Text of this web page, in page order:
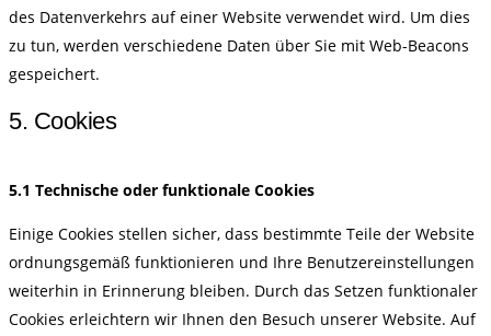
des Datenverkehrs auf einer Website verwendet wird. Um dies
zu tun, werden verschiedene Daten über Sie mit Web-Beacons
gespeichert.
5. Cookies
5.1 Technische oder funktionale Cookies
Einige Cookies stellen sicher, dass bestimmte Teile der Website
ordnungsgemäß funktionieren und Ihre Benutzereinstellungen
weiterhin in Erinnerung bleiben. Durch das Setzen funktionaler
Cookies erleichtern wir Ihnen den Besuch unserer Website. Auf